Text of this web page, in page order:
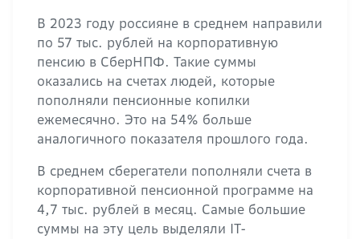
В 2023 году россияне в среднем направили
по 57 тыс. рублей на корпоративную
пенсию в СберНПФ. Такие суммы
оказались на счетах людей, которые
пополняли пенсионные копилки
ежемесячно. Это на 54% больше
аналогичного показателя прошлого года.
В среднем сберегатели пополняли счета в
корпоративной пенсионной программе на
4,7 тыс. рублей в месяц. Самые большие
суммы на эту цель выделяли IT-